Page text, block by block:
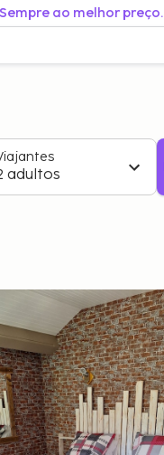
ao melhor preço.
adultos